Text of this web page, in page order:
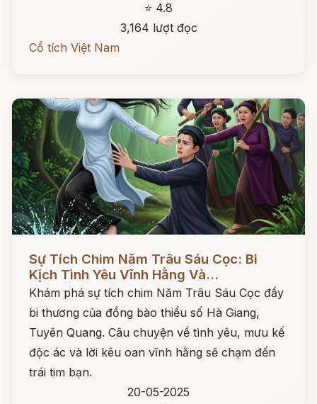
⭐ 4.8
3,164 lượt đọc
Cổ tích Việt Nam
Sự Tích Chim Năm Trâu Sáu Cọc: Bi
Kịch Tình Yêu Vĩnh Hằng Và...
Khám phá sự tích chim Năm Trâu Sáu Cọc đầy
bi thương của đồng bào thiểu số Hà Giang,
Tuyên Quang. Câu chuyện về tình yêu, mưu kế
độc ác và lời kêu oan vĩnh hằng sẽ chạm đến
trái tim bạn.
20-05-2025